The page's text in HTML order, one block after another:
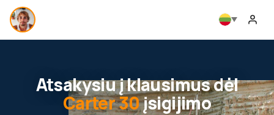
Atsakysiu į klausimus dėl
Carter 30įsigijimo